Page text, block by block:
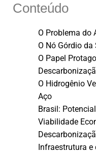
Conteúdo
O Problema do
O Nó Górdio da
O Papel
O Hidrogênio
Aço
Brasil:
Viabilidade
Infraestrutura e